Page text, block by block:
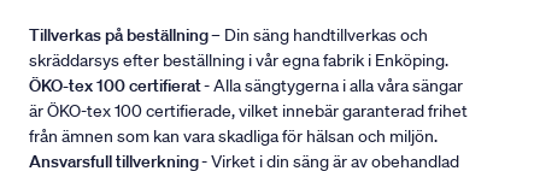
Tillverkas på beställning– Din säng handtillverkas och
skräddarsys efter beställning i vår egna fabrik i Enköping.
ÖKO-tex 100 certifierat- Alla sängtygerna i alla våra sängar
är ÖKO-tex 100 certifierade, vilket innebär garanterad frihet
från ämnen som kan vara skadliga för hälsan och miljön.
Ansvarsfull tillverkning- Virket i din säng är av obehandlad